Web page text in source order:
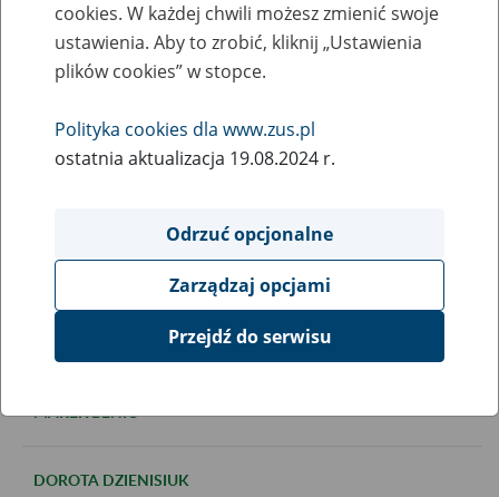
Konferencja naukowa „Obywatele
Ukrainy w polskim systemie
ubezpieczeń społecznych. Aspekty
prawne, demograficzne,
Lista prelegentów:
KATARZYNA ANDREJUK
MAREK BENIO
DOROTA DZIENISIUK
cookies. W każdej chwili możesz zmienić swoje
ustawienia. Aby to zrobić, kliknij „Ustawienia
plików cookies” w stopce.
Polityka cookies dla www.zus.pl
ostatnia aktualizacja 19.08.2024 r.
Odrzuć opcjonalne
Zarządzaj opcjami
Przejdź do serwisu